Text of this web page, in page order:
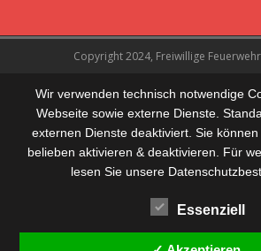
Copyright 2024, Freiwillige
Wir verwenden technisch notwendige
Webseite sowie externe Dienste.
externen Dienste deaktiviert. Sie
belieben aktivieren & deaktivieren. Für
lesen Sie unsere
Essenziell